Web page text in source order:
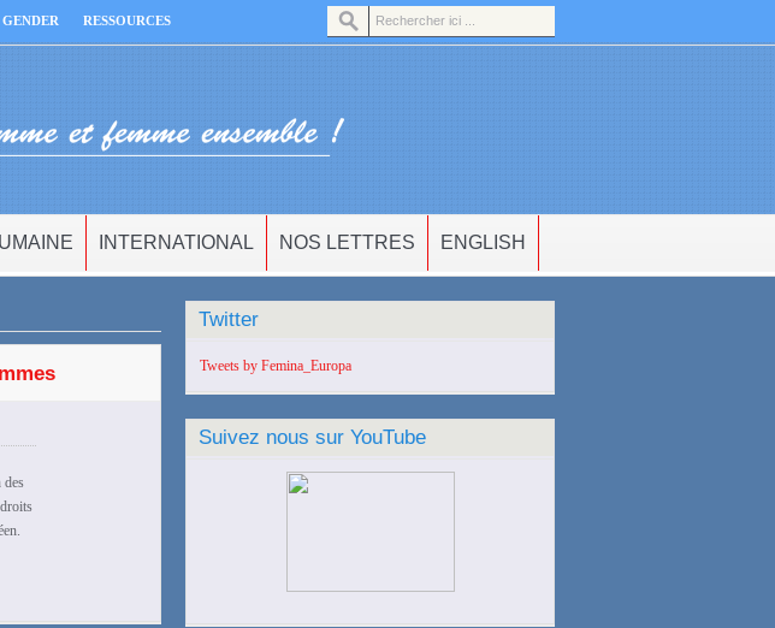
RESSOURCES
INTERNATIONAL NOS LETTRES ENGLISH
des
Twitter
Tweets by Femina_Europa
Suivez nous sur YouTube